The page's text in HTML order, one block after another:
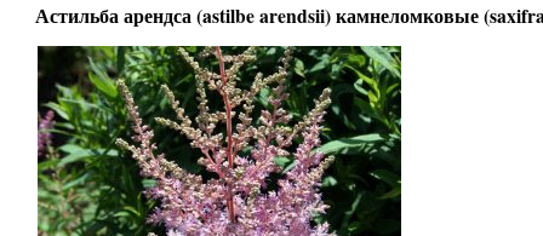
Астильба арендса (astilbe arendsii) камнеломковые